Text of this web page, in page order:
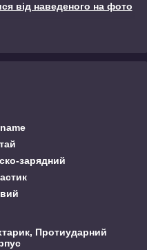
від наведеного на фото
зарядний
Протиударний